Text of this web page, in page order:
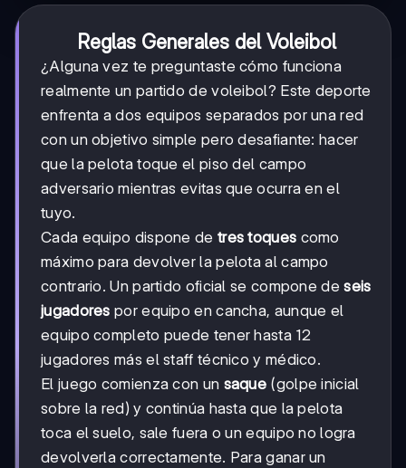
Reglas Generales del Voleibol
¿Alguna vez te preguntaste cómo funciona
realmente un partido de voleibol? Este deporte
enfrenta a dos equipos separados por una red
con un objetivo simple pero desafiante: hacer
que la pelota toque el piso del campo
adversario mientras evitas que ocurra en el
tuyo.
Cada equipo dispone de tres toques como
máximo para devolver la pelota al campo
contrario. Un partido oficial se compone deseis
jugadores por equipo en cancha, aunque el
equipo completo puede tener hasta 12
jugadores más el staff técnico y médico.
El juego comienza con un saque (golpe inicial
sobre la red) y continúa hasta que la pelota
toca el suelo, sale fuera o un equipo no logra
devolverla correctamente. Para ganar un